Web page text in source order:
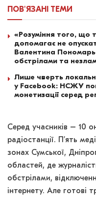
ПОВ'ЯЗАНІ ТЕМИ
«Розуміння того,
допомагає не
Валентина
обстрілами та
Лише чверть
у Facebook: НСЖУ
монетизації серед
Серед учасників – 10
радіостанції. П’ять
зонах Сумської,
областей, де
обстрілами,
інтернету. Але готові